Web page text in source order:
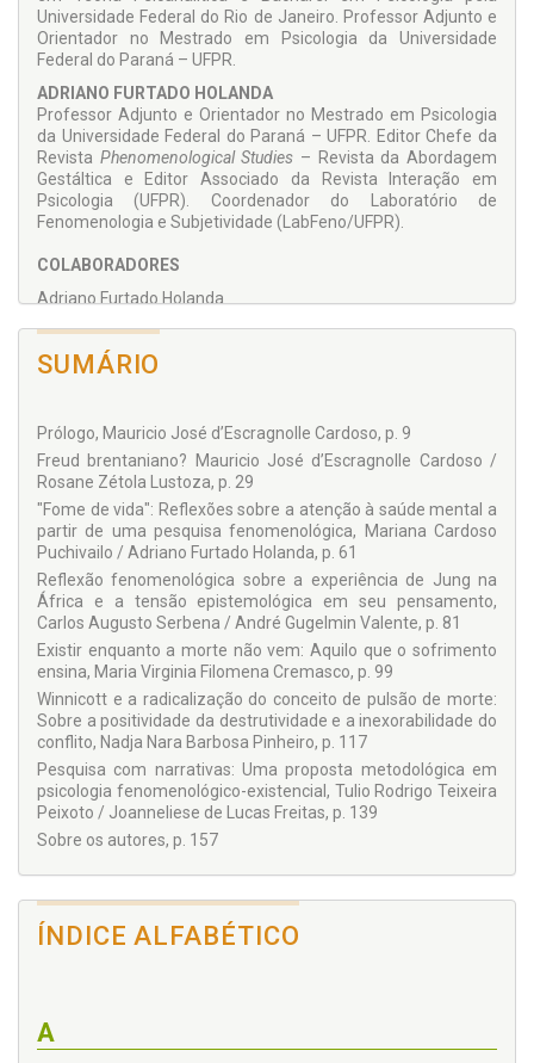
Universidade Federal do Rio de Janeiro. Professor Adjunto e
Orientador no Mestrado em Psicologia da Universidade
Federal do Paraná – UFPR.
ADRIANO FURTADO HOLANDA
Professor Adjunto e Orientador no Mestrado em Psicologia
da Universidade Federal do Paraná – UFPR. Editor Chefe da
Revista Phenomenological Studies – Revista da Abordagem
Gestáltica e Editor Associa­do da Revista Interação em
Psicologia (UFPR). Coorde­nador do Laboratório de
Fenomenologia e Subjetivi­dade (LabFeno/UFPR).
COLABORADORES
Adriano Furtado Holanda
André Gugelmin Valente
Carlos Augusto Serbena
Maria Virginia Filomena Cremasco
Mariana Cardoso Puchivailo
Mauricio José d’Escragnolle Cardoso
Nadja Nara Barbosa Pinheiro
Rosane Zétola Lustoza
Tulio Rodrigo Teixeira Peixoto
SUMÁRIO
Prólogo, Mauricio José d’Escragnolle Cardoso, p. 9
Freud brentaniano? Mauricio José d’Escragnolle Cardoso /
Rosane Zétola Lustoza, p. 29
"Fome de vida": Reflexões sobre a atenção à saúde mental a
partir de uma pesquisa fenomenológica, Mariana Cardoso
Puchivailo / Adriano Furtado Holanda, p. 61
Reflexão fenomenológica sobre a experiência de Jung na
África e a tensão epistemológica em seu pensamento,
Carlos Augusto Serbena / André Gugelmin Valente, p. 81
Existir enquanto a morte não vem: Aquilo que o sofrimento
ensina, Maria Virginia Filomena Cremasco, p. 99
Winnicott e a radicalização do conceito de pulsão de morte:
Sobre a positividade da destrutividade e a inexorabilidade do
conflito, Nadja Nara Barbosa Pinheiro, p. 117
Pesquisa com narrativas: Uma proposta metodológica em
psicologia fenomenológico-existencial, Tulio Rodrigo Teixeira
Peixoto / Joanneliese de Lucas Freitas, p. 139
Sobre os autores, p. 157
ÍNDICE ALFABÉTICO
A